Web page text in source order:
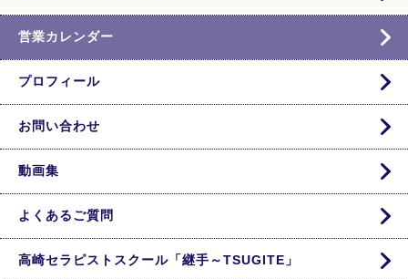
営業カレンダー
プロフィール
お問い合わせ
動画集
よくあるご質問
高崎セラピストスクール「継手～TSUGITE」